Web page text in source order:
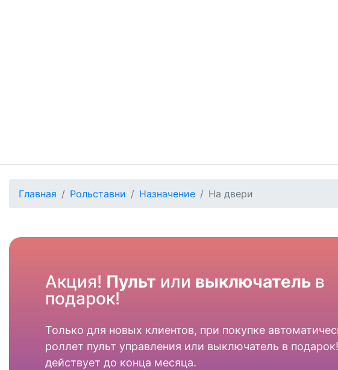
Главная Рольставни Назначение На двери
Акция! Пульт или выключатель в
подарок!
Только для новых клиентов, при покупке
роллет пульт управления или выключатель в
действует до конца месяца.